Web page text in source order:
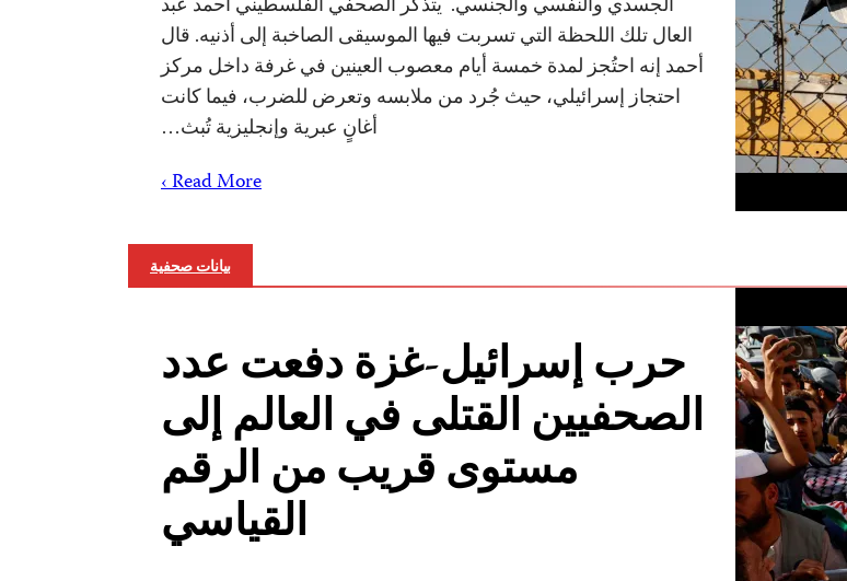
العال تلك اللحظة التي تسربت فيها الموسيقى الصاخبة إلى أذنيه. قال
أحمد إنه احتُجز لمدة خمسة أيام معصوب العينين في غرفة داخل مركز
احتجاز إسرائيلي، حيث جُرد من ملابسه وتعرض للضرب، فيما كانت
أغانٍ عبرية وإنجليزية تُبث…
Read More ›
بيانات صحفية
حرب إسرائيل-غزة دفعت عدد
الصحفيين القتلى في العالم إلى
مستوى قريب من الرقم
القياسي